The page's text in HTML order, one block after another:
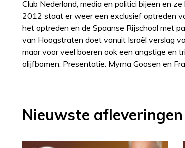
Club Nederland, media en politici bijeen en
2012 staat er weer een exclusief optreden
het optreden en de Spaanse Rijschool met
van Hoogstraten doet vanuit Israël verslag
maar voor veel boeren ook een angstige en
olijfbomen. Presentatie: Myrna Goosen en
Nieuwste afleveringen